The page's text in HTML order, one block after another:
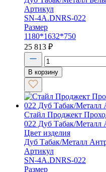
Артикул
SN-4A.DNRS-022
Размер
1180*1632*750
25 813 ₽
В корзину
Стайл Проджект
022 Дуб Табак/Металл
Цвет изделия
Дуб Табак/Металл
Артикул
SN-4A.DNRS-022
Размер